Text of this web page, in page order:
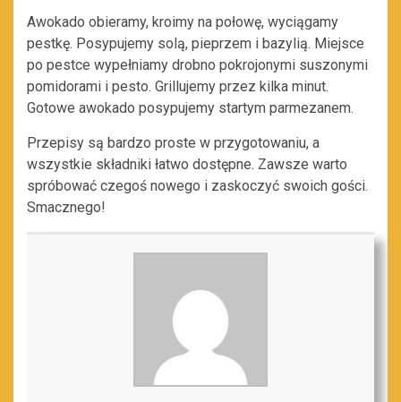
Awokado obieramy, kroimy na połowę, wyciągamy
pestkę. Posypujemy solą, pieprzem i bazylią. Miejsce
po pestce wypełniamy drobno pokrojonymi suszonymi
pomidorami i pesto. Grillujemy przez kilka minut.
Gotowe awokado posypujemy startym parmezanem.
Przepisy są bardzo proste w przygotowaniu, a
wszystkie składniki łatwo dostępne. Zawsze warto
spróbować czegoś nowego i zaskoczyć swoich gości.
Smacznego!